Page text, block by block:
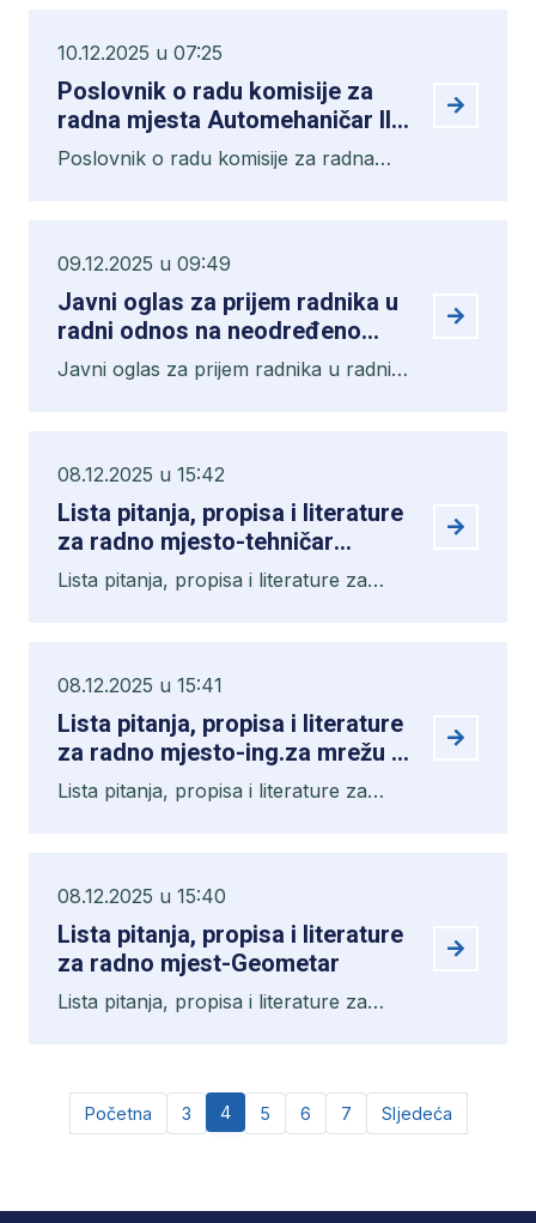
osiguranje, Rukovodilac Službe
za računovodstvo i finansije
Referent stalnih sredstava i osiguranje,
Rukovodilac Službe za računovodstvo
i finansije
10.12.2025 u 07:25
Poslovnik o radu komisije za
radna mjesta Automehaničar II,
Mašinbravar - varioc, Mjenjač
vodomjera II i Vozač teretnog
Poslovnik o radu komisije za radna
09.12.2025 u 09:49
Javni oglas za prijem radnika u
radni odnos na neodređeno
vrijeme uz probni rad, 13
pozicija
Javni oglas za prijem radnika u radni
08.12.2025 u 15:42
Lista pitanja, propisa i literature
za radno mjesto-tehničar
tehnolog
Lista pitanja, propisa i literature za
08.12.2025 u 15:41
Lista pitanja, propisa i literature
za radno mjesto-ing.za mrežu i
priključke i projektant vod.i
kan.sistema
Lista pitanja, propisa i literature za
08.12.2025 u 15:40
Lista pitanja, propisa i literature
za radno mjest-Geometar
Lista pitanja, propisa i literature za
Početna 3 4 5 6 7 Sljedeća